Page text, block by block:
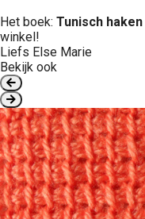
Het boek: Tunisch haken
winkel!
Liefs Else Marie
Bekijk ook